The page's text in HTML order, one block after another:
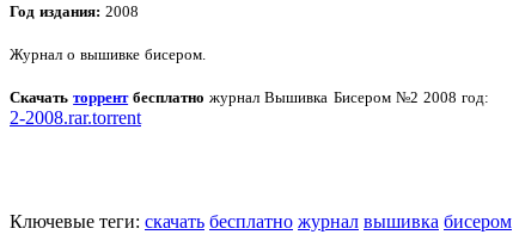
Год издания: 2008
Журнал о вышивке бисером.
Скачатьторрентбесплатно журнал Вышивка Бисером №2 2008 год:
2-2008.rar.torrent
Ключевые теги: скачать бесплатно журнал вышивка бисером